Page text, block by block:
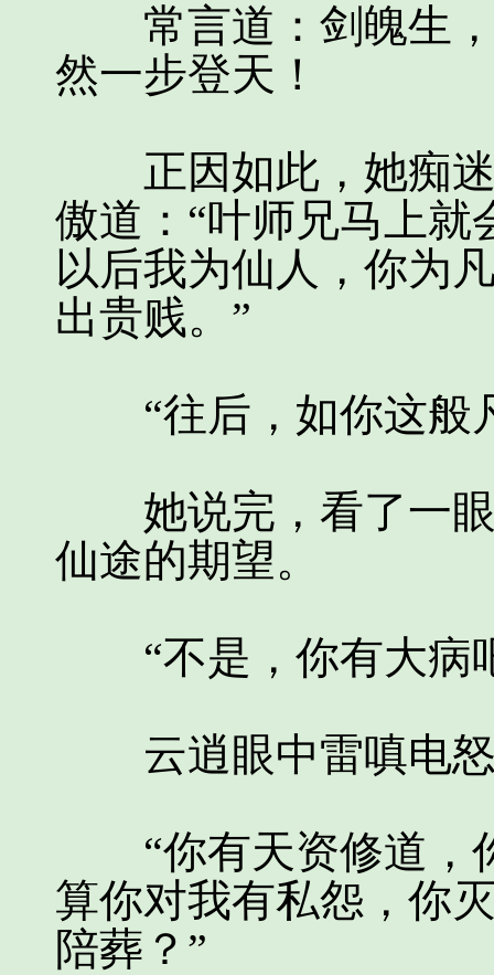
常言道：剑魄生，
然一步登天！
正因如此，她痴迷
傲道：“叶师兄马上就
以后我为仙人，你为
出贵贱。”
“往后，如你这般
她说完，看了一眼
仙途的期望。
“不是，你有大病
云逍眼中雷嗔电
“你有天资修道，
算你对我有私怨，你
陪葬？”